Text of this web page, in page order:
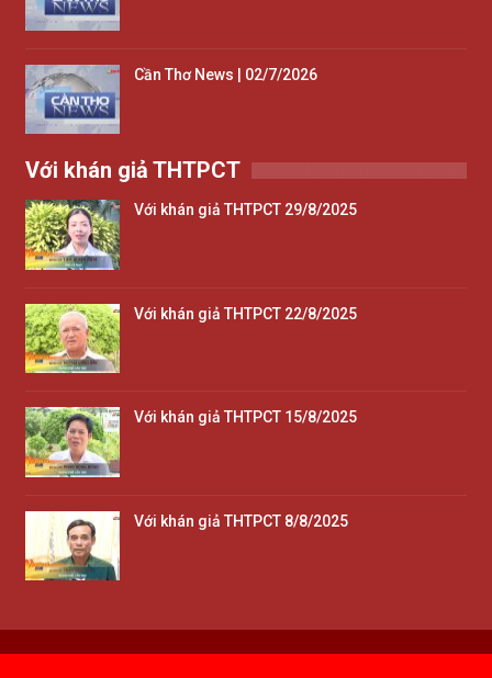
Cần Thơ News | 02/7/2026
Với khán giả THTPCT
Với khán giả THTPCT 29/8/2025
Với khán giả THTPCT 22/8/2025
Với khán giả THTPCT 15/8/2025
Với khán giả THTPCT 8/8/2025